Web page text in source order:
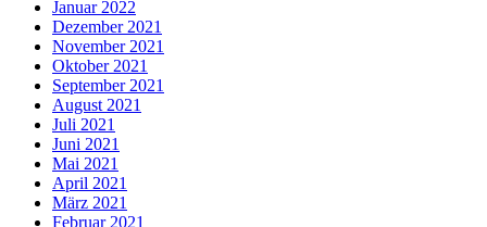
Januar 2022
Dezember 2021
November 2021
Oktober 2021
September 2021
August 2021
Juli 2021
Juni 2021
Mai 2021
April 2021
März 2021
Februar 2021